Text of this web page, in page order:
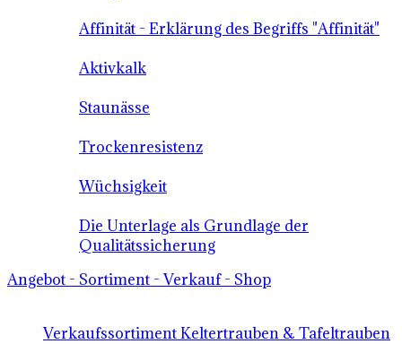
Affinität - Erklärung des Begriffs "Affinität"
Aktivkalk
Staunässe
Trockenresistenz
Wüchsigkeit
Die Unterlage als Grundlage der
Qualitätssicherung
Angebot - Sortiment - Verkauf - Shop
Verkaufssortiment Keltertrauben & Tafeltrauben